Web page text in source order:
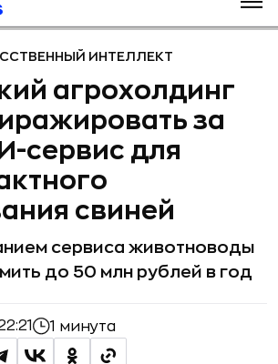
ИНТЕЛЛЕКТ
агрохолдинг
за
сервис для
свиней
сервиса животноводы
до 50 млн рублей в год
1 минута